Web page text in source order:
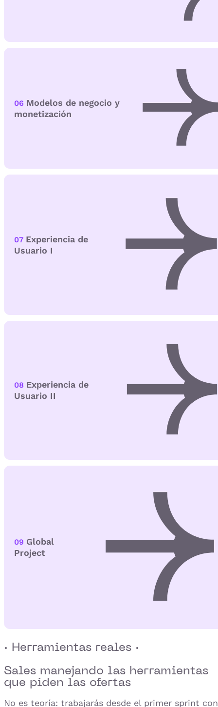
06 Modelos de negocio y
monetización
07 Experiencia de
Usuario I
08 Experiencia de
Usuario II
09 Global
Project
· Herramientas reales ·
Sales manejando las herramientas
que piden las ofertas
No es teoría: trabajarás desde el primer sprint con